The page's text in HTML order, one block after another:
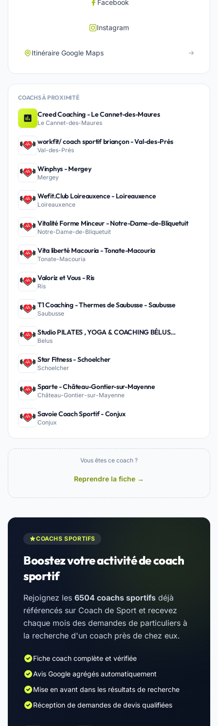
Facebook
Instagram
Itinéraire Google Maps
COACHS À PROXIMITÉ
Creed Coaching - Le Cannet-des-Maures
Le Cannet-des-Maures
workfit/ coach sportif briançon - Val-des-Prés
Val-des-Prés
Winphys - Mergey
Mergey
Wefit.Club Loireauxence - Loireauxence
Loireauxence
Vitalité Forme Minceur - Notre-Dame-de-Bliquetuit
Notre-Dame-de-Bliquetuit
Vita liberté Macouria - Tonate-Macouria
Tonate-Macouria
Valoriz et Vous - Ris
Ris
T1 Coaching - Thermes de Saubusse - Saubusse
Saubusse
Studio PILATES , YOGA & COACHING BÉLUS
PEYREHORADE - Belus
Belus
Star Fitness - Schoelcher
Schoelcher
Sparte - Château-Gontier-sur-Mayenne
Château-Gontier-sur-Mayenne
Savoie Coach Sportif - Conjux
Conjux
Vous êtes ce coach ?
Reprendre la fiche →
COACHS SPORTIFS
Boostez votre activité de coach
sportif
Rejoignez les 6504 coachs sportifs déjà
référencés sur Coach de Sport et recevez
chaque mois des demandes de particuliers à
la recherche d'un coach près de chez eux.
Fiche coach complète et vérifiée
Avis Google agrégés automatiquement
Mise en avant dans les résultats de recherche
Réception de demandes de devis qualifiées